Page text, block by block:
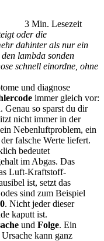
3 Min. Lesezeit
oder die
dahinter als nur ein
lambda sonden
schnell einordne, ohne
und diagnose
immer gleich vor:
Genau so sparst du dir
nicht immer in der
Nebenluftproblem, ein
falsche Werte liefert.
bedeutet
im Abgas. Das
Luft-Kraftstoff-
ist, setzt das
sind zum Beispiel
. Nicht jeder dieser
kaputt ist.
und Folge. Ein
kann ganz